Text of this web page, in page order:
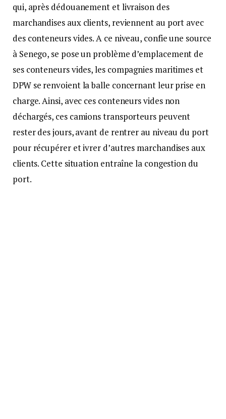
qui, après dédouanement et livraison des
marchandises aux clients, reviennent au port avec
des conteneurs vides. A ce niveau, confie une source
à Senego, se pose un problème d’emplacement de
ses conteneurs vides, les compagnies maritimes et
DPW se renvoient la balle concernant leur prise en
charge. Ainsi, avec ces conteneurs vides non
déchargés, ces camions transporteurs peuvent
rester des jours, avant de rentrer au niveau du port
pour récupérer et ivrer d’autres marchandises aux
clients. Cette situation entraîne la congestion du
port.